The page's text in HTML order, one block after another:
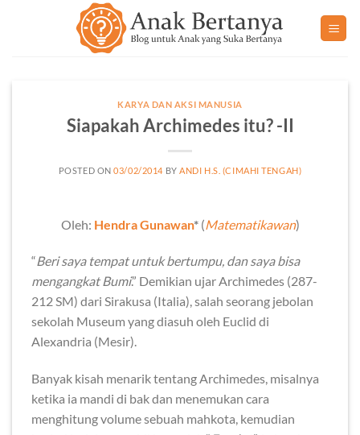
KARYA DAN AKSI MANUSIA
Siapakah Archimedes itu? -II
POSTED ON03/02/2014 BY ANDI H.S. (CIMAHI TENGAH)
Oleh: Hendra Gunawan*(Matematikawan)
“Beri saya tempat untuk bertumpu, dan saya bisa
mengangkat Bumi.” Demikian ujar Archimedes (287-
212 SM) dari Sirakusa (Italia), salah seorang jebolan
sekolah Museum yang diasuh oleh Euclid di
Alexandria (Mesir).
Banyak kisah menarik tentang Archimedes, misalnya
ketika ia mandi di bak dan menemukan cara
menghitung volume sebuah mahkota, kemudian